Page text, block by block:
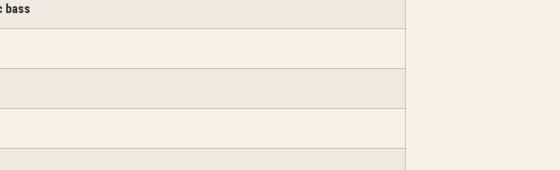
bass